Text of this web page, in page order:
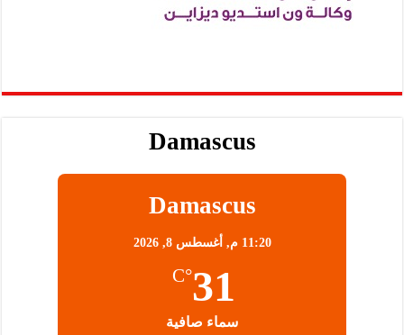
Damascus
Damascus
11:20 م, أغسطس 8, 2026
31
°C
سماء صافية